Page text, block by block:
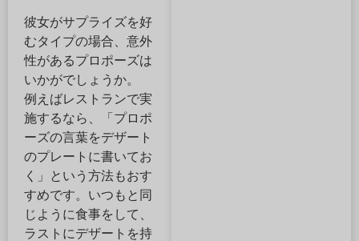
彼女がサプライズを好
むタイプの場合、意外
性があるプロポーズは
いかがでしょうか。
例えばレストランで実
施するなら、「プロポ
ーズの言葉をデザート
のプレートに書いてお
く」という方法もおす
すめです。いつもと同
じように食事をして、
ラストにデザートを持